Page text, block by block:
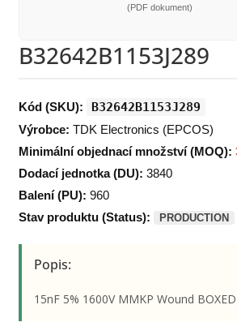
(PDF dokument)
B32642B1153J289
Kód (SKU): B32642B1153J289
Výrobce: TDK Electronics (EPCOS)
Minimální objednací množství (MOQ):
Dodací jednotka (DU): 3840
Balení (PU): 960
Stav produktu (Status):
PRODUCTION
Popis:
15nF 5% 1600V MMKP Wound BOXED